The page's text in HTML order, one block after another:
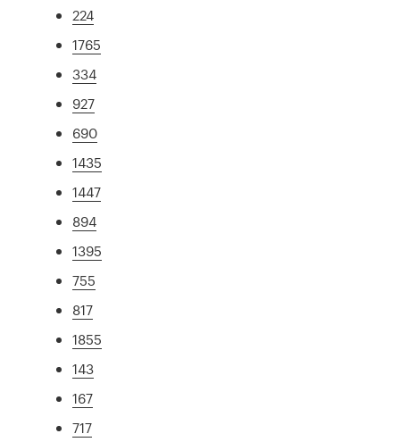
224
1765
334
927
690
1435
1447
894
1395
755
817
1855
143
167
717